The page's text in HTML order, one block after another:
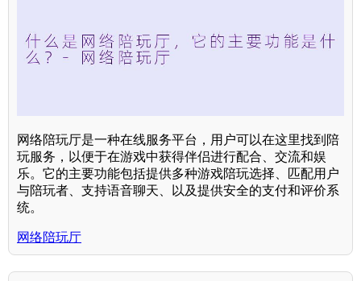
网络陪玩厅是一种在线服务平台，用户可以在这里找到陪
玩服务，以便于在游戏中获得伴侣进行配合、交流和娱
乐。它的主要功能包括提供多种游戏陪玩选择、匹配用户
与陪玩者、支持语音聊天、以及提供安全的支付和评价系
统。
网络陪玩厅